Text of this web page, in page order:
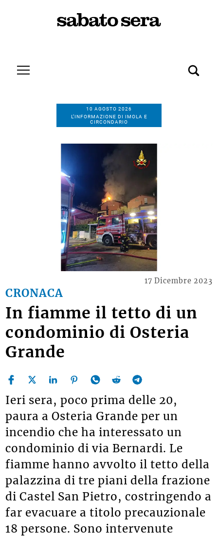
10 AGOSTO 2026
L’INFORMAZIONE DI IMOLA E
CIRCONDARIO
CRONACA
17 Dicembre 2023
In fiamme il tetto di un
condominio di Osteria
Grande
Ieri sera, poco prima delle 20,
paura a Osteria Grande per un
incendio che ha interessato un
condominio di via Bernardi. Le
fiamme hanno avvolto il tetto della
palazzina di tre piani della frazione
di Castel San Pietro, costringendo a
far evacuare a titolo precauzionale
18 persone. Sono intervenute